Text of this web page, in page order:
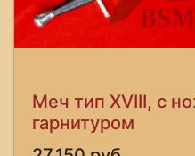
Меч тип XVIII, с
гарнитуром